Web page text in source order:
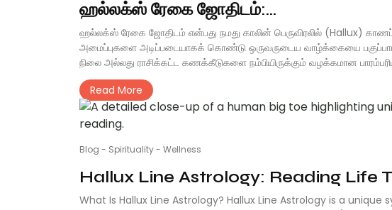
ஹல்லக்ஸ் ரேகை ஜோதிடம்:...
ஹல்லக்ஸ் ரேகை ஜோதிடம் என்பது நமது காலின் பெருவிரலில் (Hallux)
அமைப்புகளை அடிப்படையாகக் கொண்டு ஒருவருடைய வாழ்க்கையை
நிலை அல்லது ராசிக்கட்ட கணக்கீடுகளை நம்பியிருக்கும் வழக்கமான
Read More
Blog - Spirituality- Wellness
Hallux Line Astrology: Reading Life
What Is Hallux Line Astrology? Hallux Line Astrology is a